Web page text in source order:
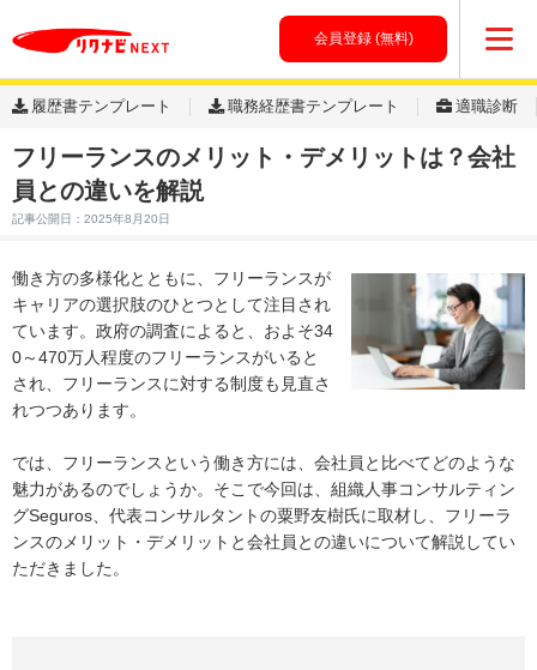
会員登録 (無料)
履歴書テンプレート 職務経歴書テンプレート 適職診断
フリーランスのメリット・デメリットは？会社
員との違いを解説
記事公開日：2025年8月20日
働き方の多様化とともに、フリーランスが
キャリアの選択肢のひとつとして注目され
ています。政府の調査によると、およそ34
0～470万人程度のフリーランスがいると
され、フリーランスに対する制度も見直さ
れつつあります。
では、フリーランスという働き方には、会社員と比べてどのような
魅力があるのでしょうか。そこで今回は、組織人事コンサルティン
グSeguros、代表コンサルタントの粟野友樹氏に取材し、フリーラ
ンスのメリット・デメリットと会社員との違いについて解説してい
ただきました。